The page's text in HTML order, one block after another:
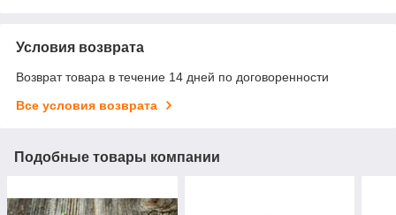
Условия возврата
Возврат товара в течение 14 дней по договоренности
Все условия возврата
Подобные товары компании